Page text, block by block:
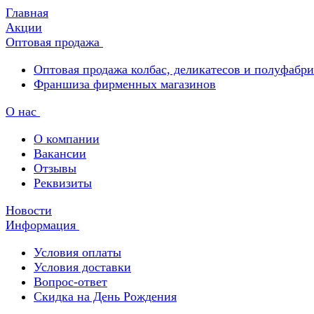
Главная
Акции
Оптовая продажа
Оптовая продажа колбас, деликатесов и
Франшиза фирменных магазинов
О нас
О компании
Вакансии
Отзывы
Реквизиты
Новости
Информация
Условия оплаты
Условия доставки
Вопрос-ответ
Скидка на День Рождения